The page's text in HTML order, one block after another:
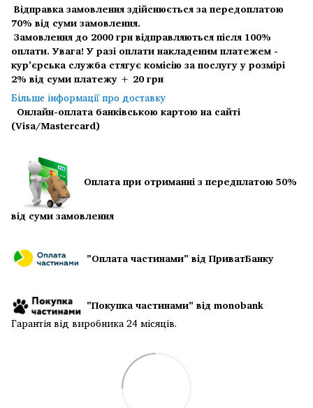
Відправка замовлення здійснюється за передоплатою
70% від суми замовлення.
Замовлення до 2000 грн відправляються після 100%
оплати.Увага! У разі оплати накладеним платежем -
кур'єрська служба стягує комісію за послугу у розмірі
2% від суми платежу + 20 грн
Більше інформації про доставку
Онлайн-оплата банківською картою на сайті
(Visa/Mastercard)
Оплата при отриманні з передплатою 50%
від суми замовлення
"Оплата частинами" від ПриватБанку
"Покупка частинами" від monobank
Гарантія від виробника 24 місяців.